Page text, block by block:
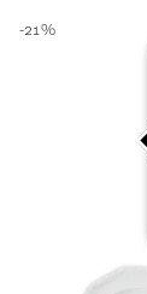
-21%